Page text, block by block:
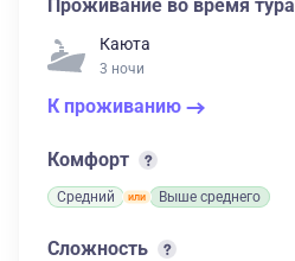
Проживание во время тура
Каюта
3 ночи
К проживанию
Комфорт
Средний Выше среднего
Сложность